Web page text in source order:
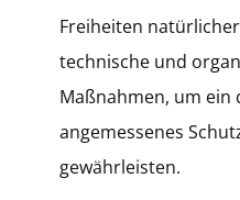
Freiheiten
technische und
Maßnahmen, um ein
angemessenes
gewährleisten.